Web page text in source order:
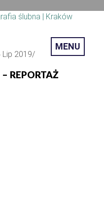
MENU
Lip 2019/
REPORTAŻ